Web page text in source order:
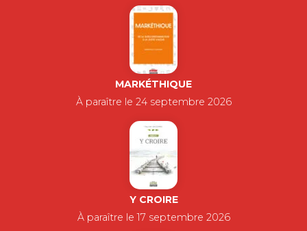
MARKÉTHIQUE
À paraître le 24 septembre 2026
Y CROIRE
À paraître le 17 septembre 2026